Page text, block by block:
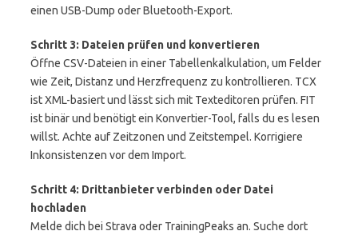
einen USB-Dump oder Bluetooth-Export.
Schritt 3: Dateien prüfen und konvertieren
Öffne CSV-Dateien in einer Tabellenkalkulation, um Felder
wie Zeit, Distanz und Herzfrequenz zu kontrollieren. TCX
ist XML-basiert und lässt sich mit Texteditoren prüfen. FIT
ist binär und benötigt ein Konvertier-Tool, falls du es lesen
willst. Achte auf Zeitzonen und Zeitstempel. Korrigiere
Inkonsistenzen vor dem Import.
Schritt 4: Drittanbieter verbinden oder Datei
hochladen
Melde dich bei Strava oder TrainingPeaks an. Suche dort